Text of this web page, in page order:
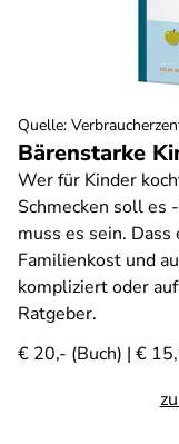
Bärenstarke
Wer für Kinder
Schmecken soll es
muss es sein.
Familienkost und
kompliziert oder
Ratgeber.
€ 20,- (Buch) | €
Quelle: